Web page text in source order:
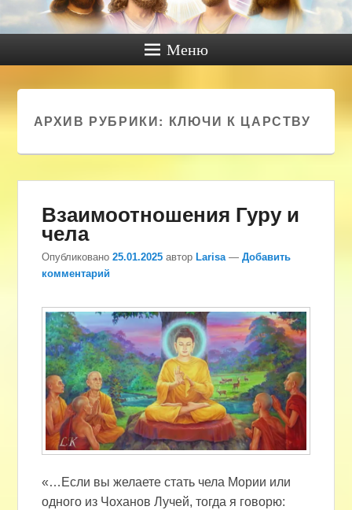
Меню
АРХИВ РУБРИКИ: КЛЮЧИ К ЦАРСТВУ
Взаимоотношения Гуру и
чела
Опубликовано25.01.2025 автор Larisa —Добавить
комментарий
«…Если вы желаете стать чела Мории или
одного из Чоханов Лучей, тогда я говорю: